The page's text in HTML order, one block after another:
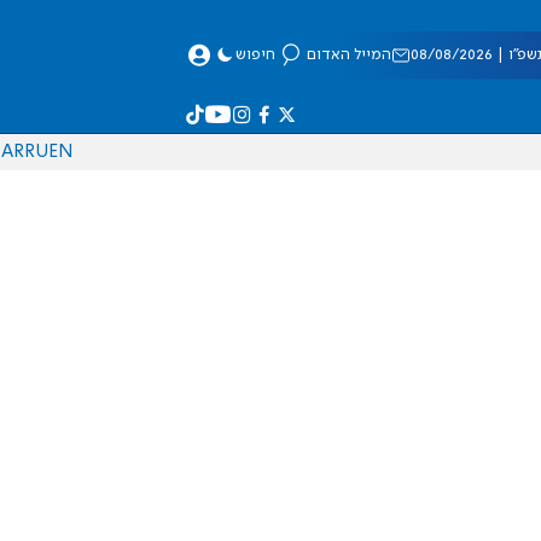
08/2026 המייל האדום חיפוש
EN
RU
AR